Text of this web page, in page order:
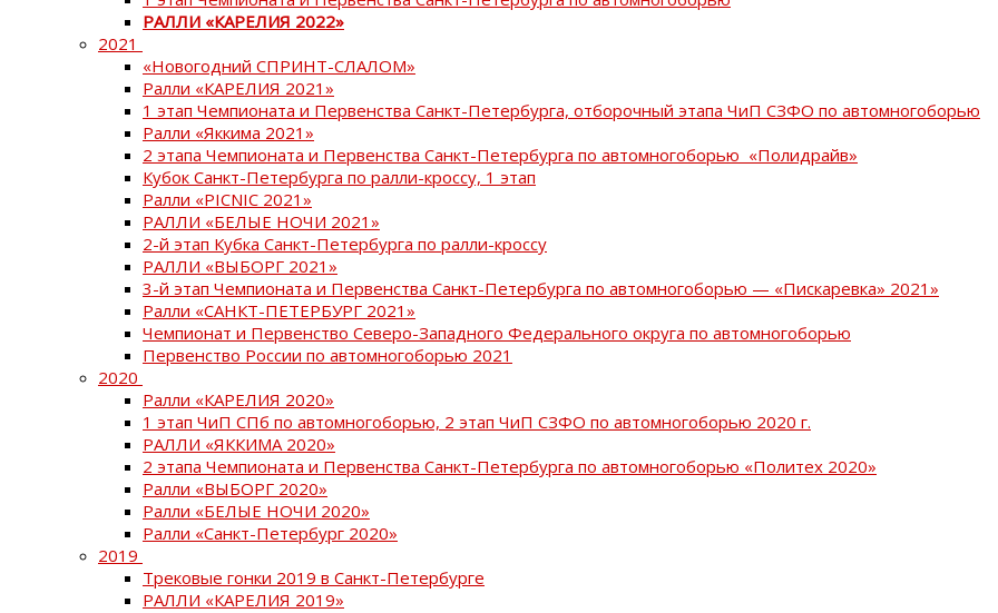
РАЛЛИ «КАРЕЛИЯ 2022»
2021
«Новогодний СПРИНТ-СЛАЛОМ»
Ралли «КАРЕЛИЯ 2021»
1 этап Чемпионата и Первенства Санкт-Петербурга, отборочный этапа ЧиП СЗФО по автомногоборью
Ралли «Яккима 2021»
2 этапа Чемпионата и Первенства Санкт-Петербурга по автомногоборью «Полидрайв»
Кубок Санкт-Петербурга по ралли-кроссу, 1 этап
Ралли «PICNIC 2021»
РАЛЛИ «БЕЛЫЕ НОЧИ 2021»
2-й этап Кубка Санкт-Петербурга по ралли-кроссу
РАЛЛИ «ВЫБОРГ 2021»
3-й этап Чемпионата и Первенства Санкт-Петербурга по автомногоборью — «Пискаревка» 2021»
Ралли «САНКТ-ПЕТЕРБУРГ 2021»
Чемпионат и Первенство Северо-Западного Федерального округа по автомногоборью
Первенство России по автомногоборью 2021
2020
Ралли «КАРЕЛИЯ 2020»
1 этап ЧиП СПб по автомногоборью, 2 этап ЧиП СЗФО по автомногоборью 2020 г.
РАЛЛИ «ЯККИМА 2020»
2 этапа Чемпионата и Первенства Санкт-Петербурга по автомногоборью «Политех 2020»
Ралли «ВЫБОРГ 2020»
Ралли «БЕЛЫЕ НОЧИ 2020»
Ралли «Санкт-Петербург 2020»
2019
Трековые гонки 2019 в Санкт-Петербурге
РАЛЛИ «КАРЕЛИЯ 2019»